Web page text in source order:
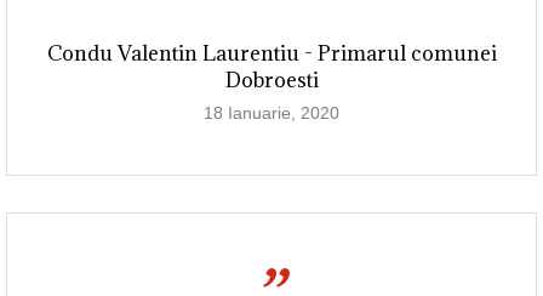
Condu Valentin Laurentiu - Primarul comunei
Dobroesti
18 Ianuarie, 2020